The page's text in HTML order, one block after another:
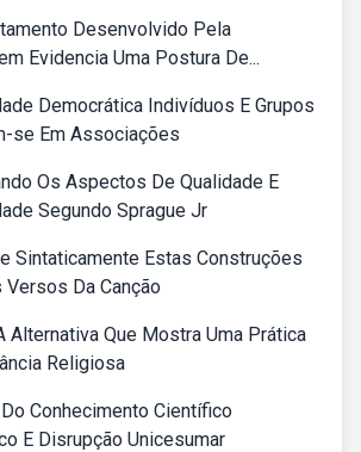
Desenvolvido Pela
Evidencia Uma Postura De...
Democrática Indivíduos E Grupos
se Em Associações
Os Aspectos De Qualidade E
Segundo Sprague Jr
Sintaticamente Estas Construções
Versos Da Canção
Alternativa Que Mostra Uma Prática
Religiosa
Conhecimento Científico
E Disrupção Unicesumar